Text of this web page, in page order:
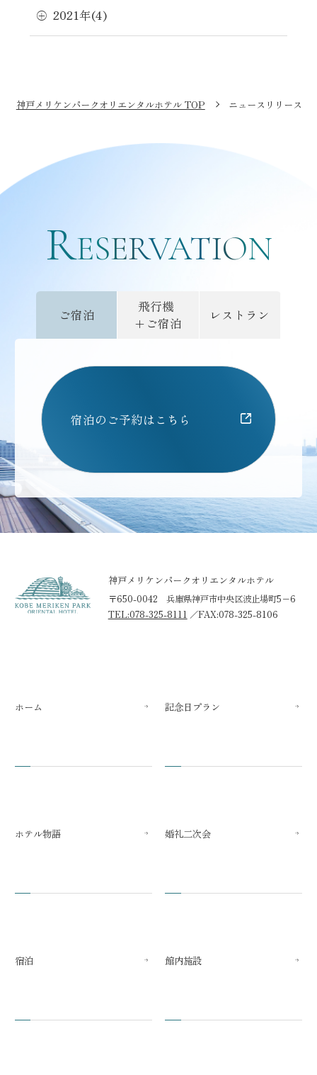
2021年(4)
神戸メリケンパークオリエンタルホテル TOP ニュースリリース
RESERVATION
ご宿泊
飛行機
+ご宿泊
レストラン
宿泊のご予約はこちら
神戸メリケンパークオリエンタルホテル
〒650-0042 兵庫県神戸市中央区波止場町5−6
TEL:078-325-8111 ／FAX:078-325-8106
ホーム
ホテル物語
宿泊
記念日プラン
婚礼二次会
館内施設